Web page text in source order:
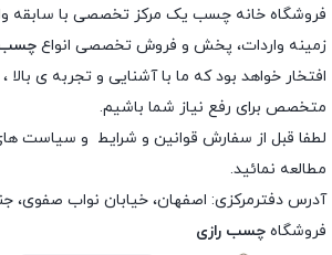
فروشگاه خانه چسب یک مرکز تخصصی با سابقه
زمینه واردات، پخش و فروش تخصصی انواع
افتخار خواهد بود که ما با آشنایی و تجربه ی
متخصص برای رفع نیاز شما باشیم.
لطفا قبل از سفارش قوانین و شرایط و سیاست
مطالعه نمائید.
آدرس دفترمرکزی: اصفهان، خیابان نواب صفوی،
فروشگاه چسب رازی